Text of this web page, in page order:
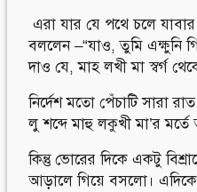
এরা যার যে পথে চলে
বললেন –“যাও, তুমি এক্ষুনি
দাও যে, মাহ লখী মা স্বর্গ
নির্দেশ মতো পেঁচাটি সারা
লু শব্দে মাহু লকুখী মা’র
কিন্তু ভোরের দিকে একটু
আড়ালে গিয়ে বসলো। এদিকে